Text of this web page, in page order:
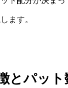
ます。
とパット